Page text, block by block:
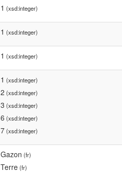
1 (xsd:integer)
1 (xsd:integer)
1 (xsd:integer)
1 (xsd:integer)
2 (xsd:integer)
3 (xsd:integer)
6 (xsd:integer)
7(xsd:integer)
Gazon (fr)
Terre(fr)